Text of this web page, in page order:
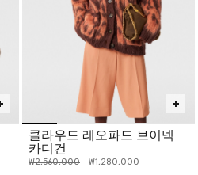
클라우드 레오파드 브이넥
카디건
인하 전 가격:
₩2,560,000인하된 가격:
₩1,280,000